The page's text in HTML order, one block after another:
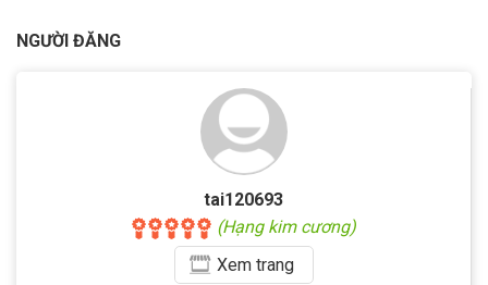
NGƯỜI ĐĂNG
tai120693
(Hạng kim cương)
Xemtrang